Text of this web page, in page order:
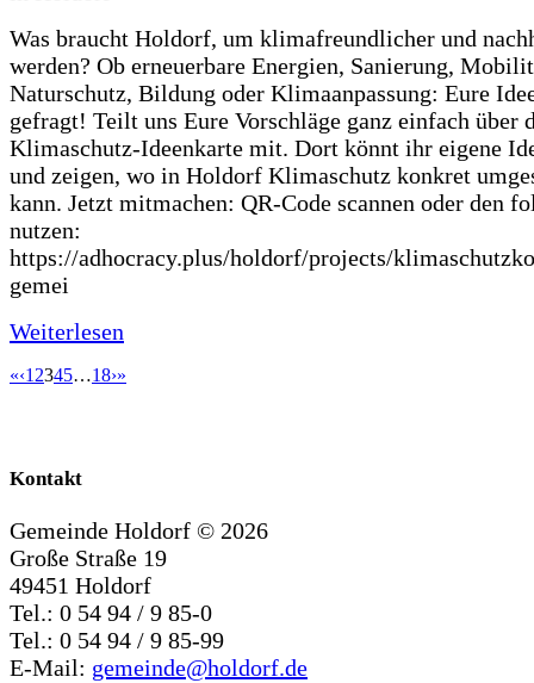
Was braucht Holdorf, um klimafreundlicher und
werden? Ob erneuerbare Energien, Sanierung,
Naturschutz, Bildung oder Klimaanpassung: Eure
gefragt! Teilt uns Eure Vorschläge ganz einfach über
Klimaschutz-Ideenkarte mit. Dort könnt ihr eigene
und zeigen, wo in Holdorf Klimaschutz konkret
kann. Jetzt mitmachen: QR-Code scannen oder den
nutzen:
https://adhocracy.plus/holdorf/projects/
gemei
Weiterlesen
«‹1 2345…18›»
Kontakt
Gemeinde Holdorf © 2026
Große Straße 19
49451 Holdorf
Tel.: 0 54 94 / 9 85-0
Tel.: 0 54 94 / 9 85-99
E-Mail: gemeinde@holdorf.de